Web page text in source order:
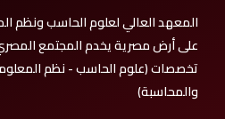
المعهد العالي لعلوم الحاسب ونظم
على أرض مصرية يخدم المجتمع
تخصصات (علوم الحاسب - نظم
والمحاسبة)